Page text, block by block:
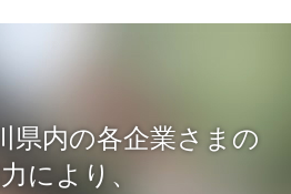
県内の各企業さまの
により、